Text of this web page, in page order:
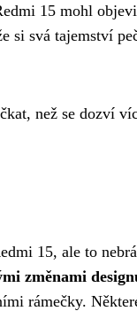
15 mohl
si svá tajemství
než se dozví
15, ale to
změnami
rámečky.